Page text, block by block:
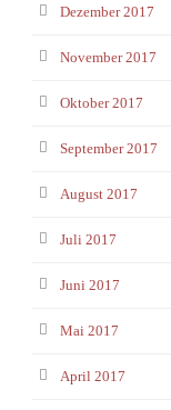
Dezember 2017
November 2017
Oktober 2017
September 2017
August 2017
Juli 2017
Juni 2017
Mai 2017
April 2017